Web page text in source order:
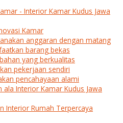
- Interior Kamar Kudus Jawa
Kamar
anggaran dengan matang
barang bekas
yang berkualitas
pekerjaan sendiri
pencahayaan alami
ala Interior Kamar Kudus Jawa
Interior Rumah Terpercaya